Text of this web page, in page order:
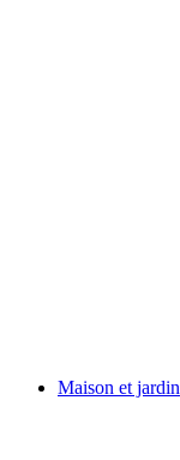
Maison et jardin